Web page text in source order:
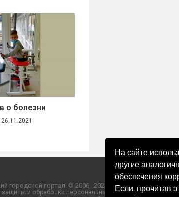
На сайте
другие
обеспечения
Если, прочитав
о болезни
26.11.2021
городской портал. © 2006 - 2023 ООО «Пресса-Том».
защиты и обработки персональных данных ООО «Пресса-